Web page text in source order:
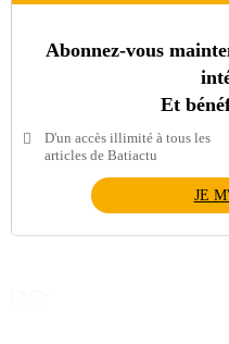
Abonnez-vous
Et
D'un accès illimité à tous les
articles de Batiactu
JE